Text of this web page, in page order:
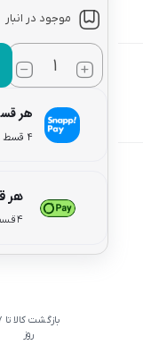
موجود در انبار
هر
۴ قسط ماهانه. بدون سود، چک و ضامن.
هر
۴ قسط ماهانه. بدون سود، چک و ضامن.
روز